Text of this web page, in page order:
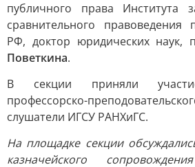
публичного права Института
сравнительного правоведения
РФ, доктор юридических наук,
Поветкина.
В секции приняли
профессорско-
слушатели ИГСУ РАНХиГС.
На площадке секции
казначейского